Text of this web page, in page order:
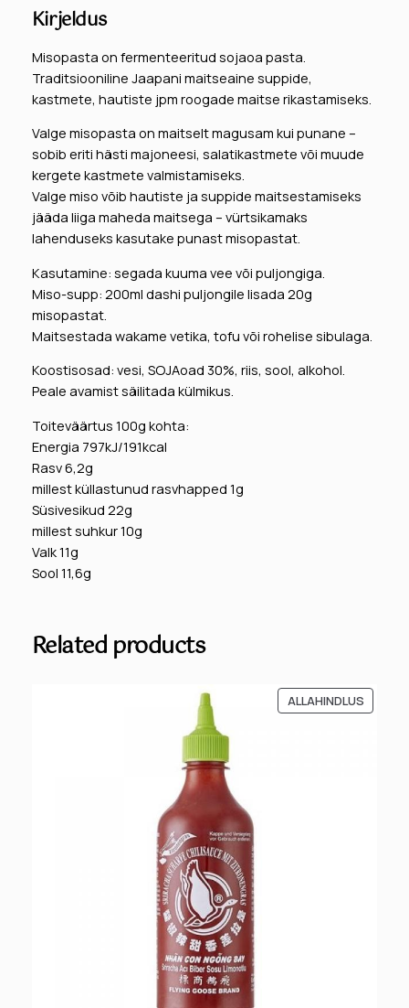
i
3
,
1
5
€
.
n
:
1
,
5
7
€
.
v
l
g
e
H
i
k
a
r
i
,
4
0
,
B
8
/
2
5
k
o
g
u
Kirjeldus
Misopasta on fermenteeritud sojaoa pasta.
Traditsiooniline Jaapani maitseaine suppide,
kastmete, hautiste jpm roogade maitse rikastamiseks.
Valge misopasta on maitselt magusam kui punane –
sobib eriti hästi majoneesi, salatikastmete või muude
kergete kastmete valmistamiseks.
Valge miso võib hautiste ja suppide maitsestamiseks
jääda liiga maheda maitsega – vürtsikamaks
lahenduseks kasutake punast misopastat.
Kasutamine: segada kuuma vee või puljongiga.
Miso-supp: 200ml dashi puljongile lisada 20g
misopastat.
Maitsestada wakame vetika, tofu või rohelise sibulaga.
Koostisosad: vesi, SOJAoad 30%, riis, sool, alkohol.
Peale avamist säilitada külmikus.
Toiteväärtus 100g kohta:
Energia 797kJ/191kcal
Rasv 6,2g
millest küllastunud rasvhapped 1g
Süsivesikud 22g
millest suhkur 10g
Valk 11g
Sool 11,6g
Related products
ALLAHINDLUS
TOODE